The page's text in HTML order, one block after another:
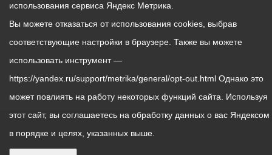
использования сервиса Яндекс Метрика.
Вы можете отказаться от использования cookies, выбрав
соответствующие настройки в браузере. Также вы можете
использовать инструмент —
https://yandex.ru/support/metrika/general/opt-out.html Однако это
может повлиять на работу некоторых функций сайта. Используя
этот сайт, вы соглашаетесь на обработку данных о вас Яндексом
в порядке и целях, указанных выше.